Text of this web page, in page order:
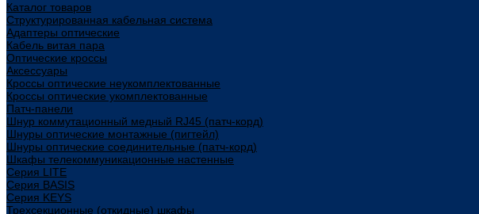
Каталог товаров
Структурированная кабельная система
Адаптеры оптические
Кабель витая пара
Оптические кроссы
Аксессуары
Кроссы оптические неукомплектованные
Кроссы оптические укомплектованные
Патч-панели
Шнур коммутационный медный RJ45 (патч-корд)
Шнуры оптические монтажные (пигтейл)
Шнуры оптические соединительные (патч-корд)
Шкафы телекоммуникационные настенные
Cерия LITE
Cерия BASIS
Cерия KEYS
Трехсекционные (откидные) шкафы